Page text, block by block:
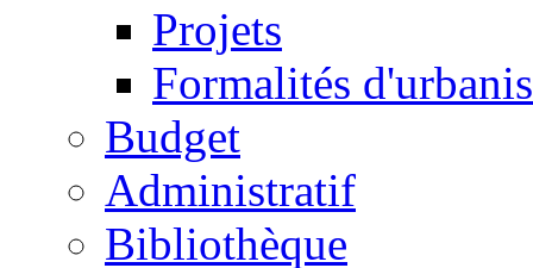
Projets
Formalités
Budget
Administratif
Bibliothèque